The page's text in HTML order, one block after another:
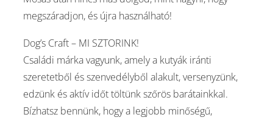
megszáradjon, és újra használható!
Dog’s Craft – MI SZTORINK!
Családi márka vagyunk, amely a kutyák iránti
szeretetből és szenvedélyből alakult, versenyzünk,
edzünk és aktív időt töltünk szőrös barátainkkal.
Bízhatsz bennünk, hogy a legjobb minőségű,